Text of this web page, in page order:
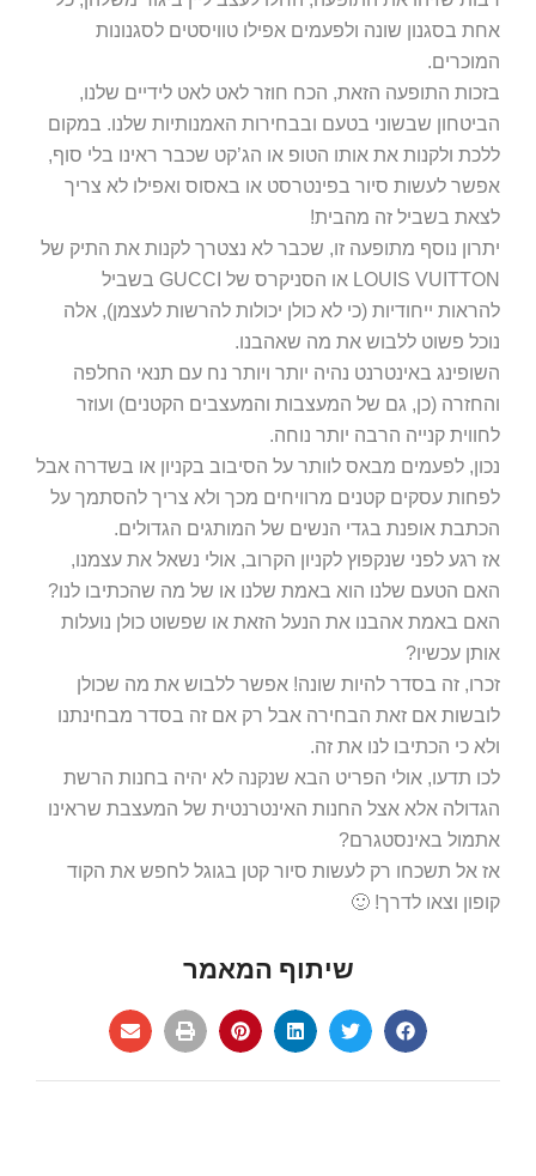
אחת בסגנון שונה ולפעמים אפילו טוויסטים לסגנונות
המוכרים.
בזכות התופעה הזאת, הכח חוזר לאט לאט לידיים שלנו,
הביטחון שבשוני בטעם ובבחירות האמנותיות שלנו. במקום
ללכת ולקנות את אותו הטופ או הג’קט שכבר ראינו בלי סוף,
אפשר לעשות סיור בפינטרסט או באסוס ואפילו לא צריך
לצאת בשביל זה מהבית!
יתרון נוסף מתופעה זו, שכבר לא נצטרך לקנות את התיק של
LOUIS VUITTON או הסניקרס של GUCCI בשביל
להראות ייחודיות (כי לא כולן יכולות להרשות לעצמן), אלה
נוכל פשוט ללבוש את מה שאהבנו.
השופינג באינטרנט נהיה יותר ויותר נח עם תנאי החלפה
והחזרה (כן, גם של המעצבות והמעצבים הקטנים) ועוזר
לחווית קנייה הרבה יותר נוחה.
נכון, לפעמים מבאס לוותר על הסיבוב בקניון או בשדרה אבל
לפחות עסקים קטנים מרוויחים מכך ולא צריך להסתמך על
הכתבת אופנת בגדי הנשים של המותגים הגדולים.
אז רגע לפני שנקפוץ לקניון הקרוב, אולי נשאל את עצמנו,
האם הטעם שלנו הוא באמת שלנו או של מה שהכתיבו לנו?
האם באמת אהבנו את הנעל הזאת או שפשוט כולן נועלות
אותן עכשיו?
זכרו, זה בסדר להיות שונה! אפשר ללבוש את מה שכולן
לובשות אם זאת הבחירה אבל רק אם זה בסדר מבחינתנו
ולא כי הכתיבו לנו את זה.
לכו תדעו, אולי הפריט הבא שנקנה לא יהיה בחנות הרשת
הגדולה אלא אצל החנות האינטרנטית של המעצבת שראינו
אתמול באינסטגרם?
אז אל תשכחו רק לעשות סיור קטן בגוגל לחפש את הקוד
קופון וצאו לדרך! 🙂
שיתוף המאמר